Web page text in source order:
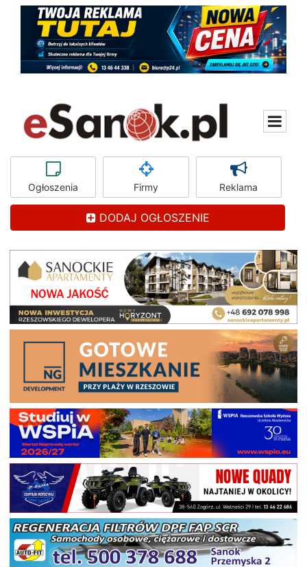
Ogłoszenia Firmy Reklama
DODAJ OGŁOSZENIE